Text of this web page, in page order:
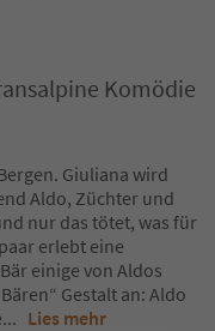
Komödie
Giuliana wird
Aldo, Züchter und
nur das tötet, was für
erlebt eine
einige von Aldos
Gestalt an: Aldo
... Lies mehr